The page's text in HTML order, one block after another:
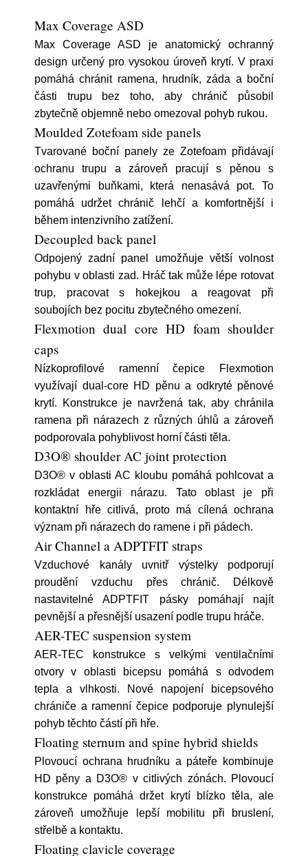
Max Coverage ASD
Max Coverage ASD je anatomický ochranný
design určený pro vysokou úroveň krytí. V praxi
pomáhá chránit ramena, hrudník, záda a boční
části trupu bez toho, aby chránič působil
zbytečně objemně nebo omezoval pohyb rukou.
Moulded Zotefoam side panels
Tvarované boční panely ze Zotefoam přidávají
ochranu trupu a zároveň pracují s pěnou s
uzavřenými buňkami, která nenasává pot. To
pomáhá udržet chránič lehčí a komfortnější i
během intenzivního zatížení.
Decoupled back panel
Odpojený zadní panel umožňuje větší volnost
pohybu v oblasti zad. Hráč tak může lépe rotovat
trup, pracovat s hokejkou a reagovat při
soubojích bez pocitu zbytečného omezení.
Flexmotion dual core HD foam shoulder
caps
Nízkoprofilové ramenní čepice Flexmotion
využívají dual-core HD pěnu a odkryté pěnové
krytí. Konstrukce je navržená tak, aby chránila
ramena při nárazech z různých úhlů a zároveň
podporovala pohyblivost horní části těla.
D3O® shoulder AC joint protection
D3O® v oblasti AC kloubu pomáhá pohlcovat a
rozkládat energii nárazu. Tato oblast je při
kontaktní hře citlivá, proto má cílená ochrana
význam při nárazech do ramene i při pádech.
Air Channel a ADPTFIT straps
Vzduchové kanály uvnitř výstelky podporují
proudění vzduchu přes chránič. Délkově
nastavitelné ADPTFIT pásky pomáhají najít
pevnější a přesnější usazení podle trupu hráče.
AER-TEC suspension system
AER-TEC konstrukce s velkými ventilačními
otvory v oblasti bicepsu pomáhá s odvodem
tepla a vlhkosti. Nové napojení bicepsového
chrániče a ramenní čepice podporuje plynulejší
pohyb těchto částí při hře.
Floating sternum and spine hybrid shields
Plovoucí ochrana hrudníku a páteře kombinuje
HD pěny a D3O® v citlivých zónách. Plovoucí
konstrukce pomáhá držet krytí blízko těla, ale
zároveň umožňuje lepší mobilitu při bruslení,
střelbě a kontaktu.
Floating clavicle coverage